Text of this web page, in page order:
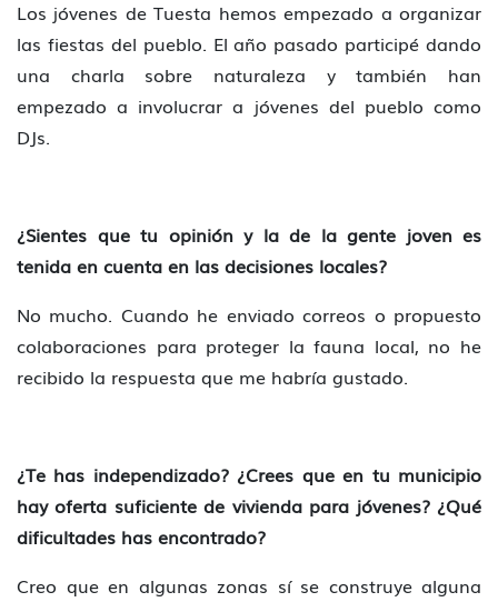
Los jóvenes de Tuesta hemos empezado a organizar
las fiestas del pueblo. El año pasado participé dando
una charla sobre naturaleza y también han
empezado a involucrar a jóvenes del pueblo como
DJs.
¿Sientes que tu opinión y la de la gente joven es
tenida en cuenta en las decisiones locales?
No mucho. Cuando he enviado correos o propuesto
colaboraciones para proteger la fauna local, no he
recibido la respuesta que me habría gustado.
¿Te has independizado? ¿Crees que en tu municipio
hay oferta suficiente de vivienda para jóvenes? ¿Qué
dificultades has encontrado?
Creo que en algunas zonas sí se construye alguna